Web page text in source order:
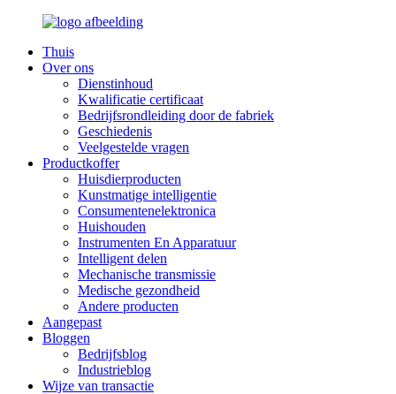
Thuis
Over ons
Dienstinhoud
Kwalificatie certificaat
Bedrijfsrondleiding door de fabriek
Geschiedenis
Veelgestelde vragen
Productkoffer
Huisdierproducten
Kunstmatige intelligentie
Consumentenelektronica
Huishouden
Instrumenten En Apparatuur
Intelligent delen
Mechanische transmissie
Medische gezondheid
Andere producten
Aangepast
Bloggen
Bedrijfsblog
Industrieblog
Wijze van transactie